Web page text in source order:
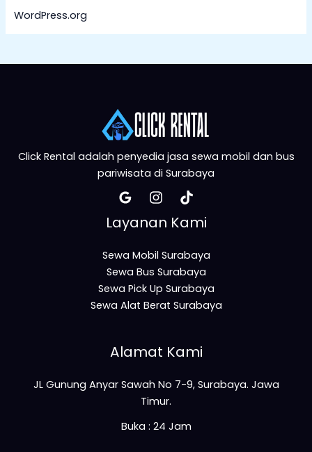
WordPress.org
Click Rental adalah penyedia jasa sewa mobil dan bus
pariwisata di Surabaya
Layanan Kami
Sewa Mobil Surabaya
Sewa Bus Surabaya
Sewa Pick Up Surabaya
Sewa Alat Berat Surabaya
Alamat Kami
JL Gunung Anyar Sawah No 7-9, Surabaya. Jawa
Timur.
Buka : 24 Jam